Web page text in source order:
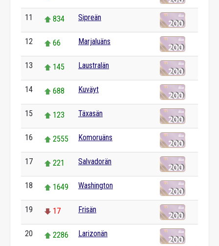
11 834 Sipreän
12 66 Marjaluäns
13 145 Laustralän
14 688 Kuväyt
15 123 Täxasän
16 2555 Komoruäns
17 221 Salvadorän
18 1649 Washington
19 17 Frisän
20 2286 Larizonän